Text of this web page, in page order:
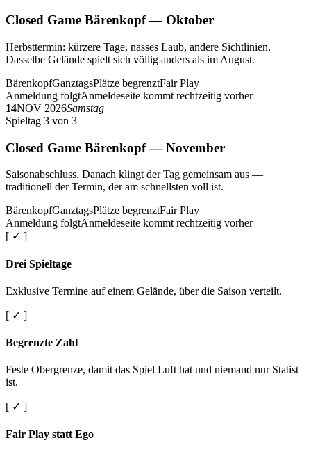
Closed Game Bärenkopf — Oktober
Herbsttermin: kürzere Tage, nasses Laub, andere Sichtlinien.
Dasselbe Gelände spielt sich völlig anders als im August.
BärenkopfGanztagsPlätze begrenztFair Play
Anmeldung folgtAnmeldeseite kommt rechtzeitig vorher
14NOV 2026Samstag
Spieltag 3 von 3
Closed Game Bärenkopf — November
Saisonabschluss. Danach klingt der Tag gemeinsam aus —
traditionell der Termin, der am schnellsten voll ist.
BärenkopfGanztagsPlätze begrenztFair Play
Anmeldung folgtAnmeldeseite kommt rechtzeitig vorher
[ ✓ ]
Drei Spieltage
Exklusive Termine auf einem Gelände, über die Saison verteilt.
[ ✓ ]
Begrenzte Zahl
Feste Obergrenze, damit das Spiel Luft hat und niemand nur Statist
ist.
[ ✓ ]
Fair Play statt Ego